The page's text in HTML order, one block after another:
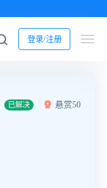
登录/注册
已解决
悬赏50